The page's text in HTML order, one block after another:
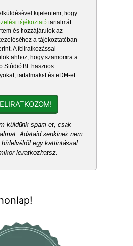
kijelentem, hogy
tájékoztatótartalmát
és hozzájárulok az
a tájékoztatóban
A feliratkozással
ahhoz, hogy számomra a
Stúdió Bt. hasznos
tartalmakat és eDM-et
küldünk spam-et, csak
Adataid senkinek nem
egy kattintással
leiratkozhatsz.